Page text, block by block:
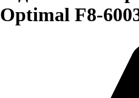
Optimal F8-